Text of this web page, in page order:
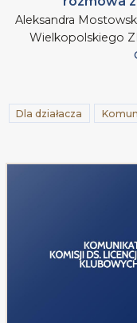
Aleksandra
Wielkopolskiego
Dla działacza